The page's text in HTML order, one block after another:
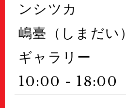
ンシツカ
嶋臺（しまだい）
ギャラリー
10:00 - 18:00